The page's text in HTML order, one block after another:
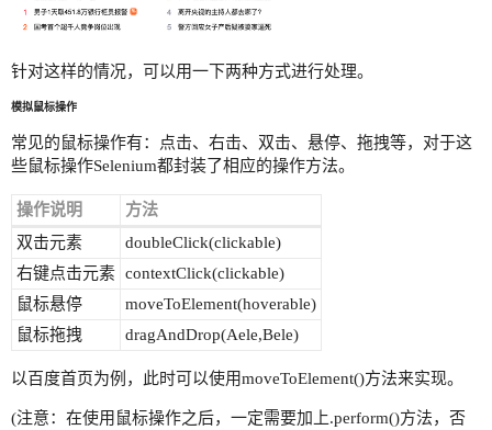
针对这样的情况，可以用一下两种方式进行处理。
模拟鼠标操作
常见的鼠标操作有：点击、右击、双击、悬停、拖拽等，对于这
些鼠标操作Selenium都封装了相应的操作方法。
操作说明
方法
双击元素
doubleClick(clickable)
右键点击元素 contextClick(clickable)
鼠标悬停
moveToElement(hoverable)
鼠标拖拽
dragAndDrop(Aele,Bele)
以百度首页为例，此时可以使用moveToElement()方法来实现。
(注意：在使用鼠标操作之后，一定需要加上.perform()方法，否